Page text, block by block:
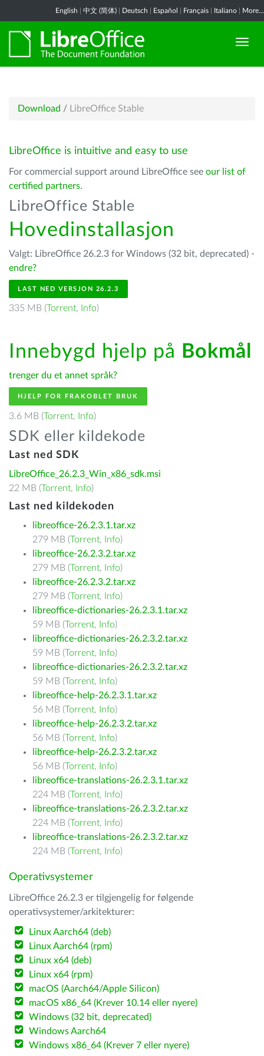
English 中文 (简体) Deutsch Español Français Italiano More...
Download / LibreOffice Stable
LibreOffice is intuitive and easy to use
For commercial support around LibreOffice see our list of
certified partners.
LibreOffice Stable
Hovedinstallasjon
Valgt: LibreOffice 26.2.3 for Windows (32 bit, deprecated) -
endre?
LAST NED VERSJON 26.2.3
335 MB (Torrent, Info)
Innebygd hjelp på Bokmål
trenger du et annet språk?
HJELP FOR FRAKOBLET BRUK
3.6 MB (Torrent, Info)
SDK eller kildekode
Last ned SDK
LibreOffice_26.2.3_Win_x86_sdk.msi
22 MB (Torrent, Info)
Last ned kildekoden
libreoffice-26.2.3.1.tar.xz
279 MB (Torrent, Info)
libreoffice-26.2.3.2.tar.xz
279 MB (Torrent, Info)
libreoffice-26.2.3.2.tar.xz
279 MB (Torrent, Info)
libreoffice-dictionaries-26.2.3.1.tar.xz
59 MB (Torrent, Info)
libreoffice-dictionaries-26.2.3.2.tar.xz
59 MB (Torrent, Info)
libreoffice-dictionaries-26.2.3.2.tar.xz
59 MB (Torrent, Info)
libreoffice-help-26.2.3.1.tar.xz
56 MB (Torrent, Info)
libreoffice-help-26.2.3.2.tar.xz
56 MB (Torrent, Info)
libreoffice-help-26.2.3.2.tar.xz
56 MB (Torrent, Info)
libreoffice-translations-26.2.3.1.tar.xz
224 MB (Torrent, Info)
libreoffice-translations-26.2.3.2.tar.xz
224 MB (Torrent, Info)
libreoffice-translations-26.2.3.2.tar.xz
224 MB (Torrent, Info)
Operativsystemer
LibreOffice 26.2.3 er tilgjengelig for følgende
operativsystemer/arkitekturer:
Linux Aarch64 (deb)
Linux Aarch64 (rpm)
Linux x64 (deb)
Linux x64 (rpm)
macOS (Aarch64/Apple Silicon)
macOS x86_64 (Krever 10.14 eller nyere)
Windows (32 bit, deprecated)
Windows Aarch64
Windows x86_64 (Krever 7 eller nyere)